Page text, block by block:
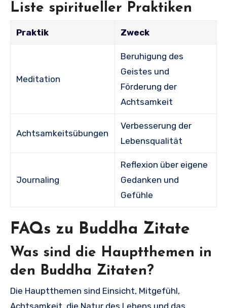
Liste spiritueller Praktiken
Praktik Zweck
Meditation
Beruhigung des
Geistes und
Förderung der
Achtsamkeit
Achtsamkeitsübungen
Verbesserung der
Lebensqualität
Journaling
Reflexion über eigene
Gedanken und
Gefühle
FAQs zu Buddha Zitate
Was sind die Hauptthemen in
den Buddha Zitaten?
Die Hauptthemen sind Einsicht, Mitgefühl,
Achtsamkeit, die Natur des Lebens und das